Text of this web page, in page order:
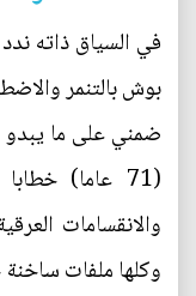
في السياق ذاته
بوش بالتنمر
ضمني على ما
(71 عاما)
وكلها ملفات